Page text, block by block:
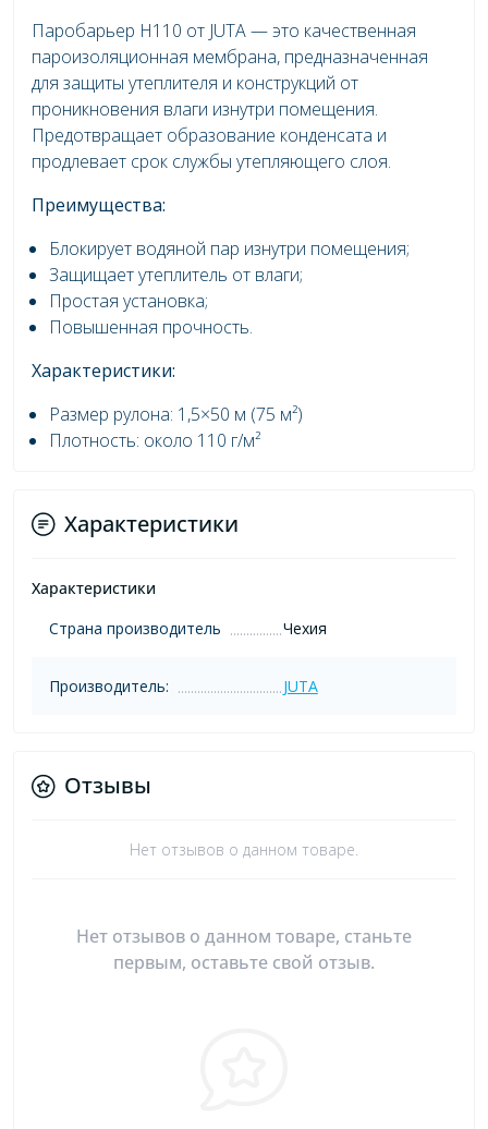
Паробарьер H110 от JUTA — это качественная
пароизоляционная мембрана, предназначенная
для защиты утеплителя и конструкций от
проникновения влаги изнутри помещения.
Предотвращает образование конденсата и
продлевает срок службы утепляющего слоя.
Преимущества:
Блокирует водяной пар изнутри помещения;
Защищает утеплитель от влаги;
Простая установка;
Повышенная прочность.
Характеристики:
Размер рулона: 1,5×50 м (75 м²)
Плотность: около 110 г/м²
Характеристики
Характеристики
Страна производитель
Чехия
Производитель: JUTA
Отзывы
Нет отзывов о данном товаре.
Нет отзывов о данном товаре, станьте
первым, оставьте свой отзыв.